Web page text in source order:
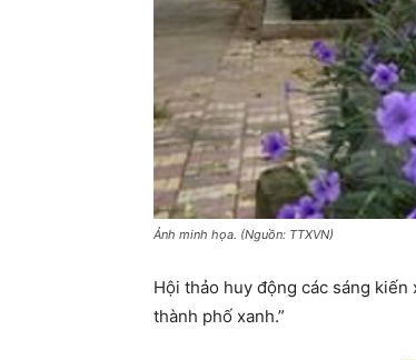
Ảnh minh họa. (Nguồn: TTXVN)
Hội thảo huy động các sáng kiến
thành phố xanh.”